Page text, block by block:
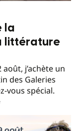
la
littérature
août, j’achète un
des Galeries
vous spécial.